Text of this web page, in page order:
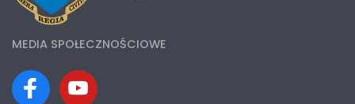
MEDIA SPOŁECZNOŚCIOWE